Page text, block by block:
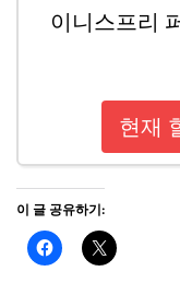
이니스프리
현재
이 글 공유하기: